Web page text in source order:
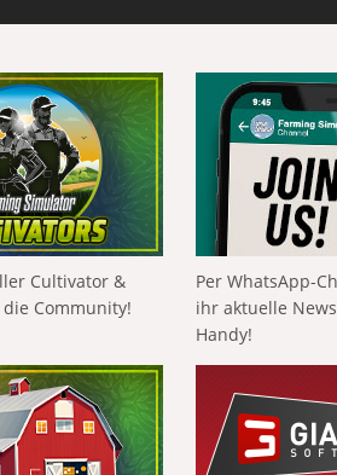
Cultivator &
Community!
Per WhatsApp-
ihr aktuelle
Handy!